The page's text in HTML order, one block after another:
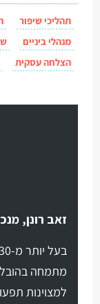
תהליכי שיפור
מנהלי ביניים
הצלחה עסקית
זאב רונן,
מתמחה
למצוינות